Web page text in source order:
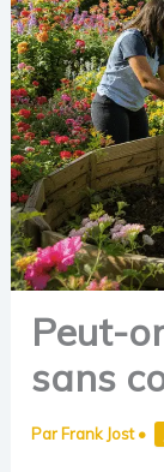
Peut-
sans
Par Frank Jost•